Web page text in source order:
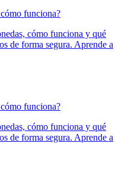
funciona?
cómo funciona y qué
de forma segura. Aprende a
funciona?
cómo funciona y qué
de forma segura. Aprende a